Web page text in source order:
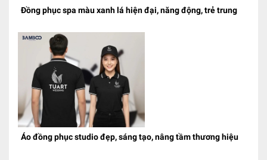
Đồng phục spa màu xanh lá hiện đại, năng động, trẻ trung
Áo đồng phục studio đẹp, sáng tạo, nâng tầm thương hiệu